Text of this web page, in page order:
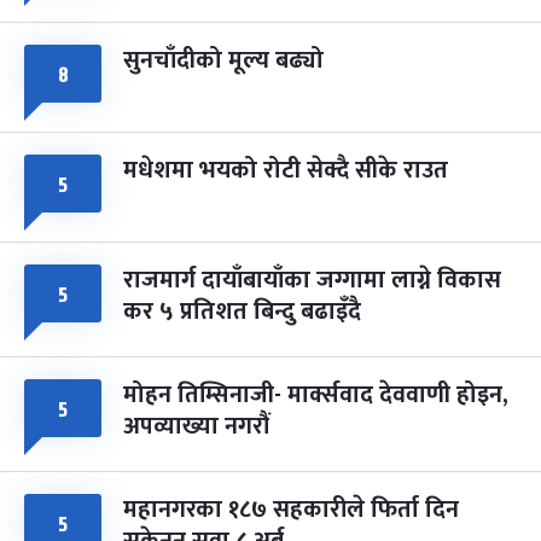
८ सुनचाँदीको मूल्य बढ्यो
५ मधेशमा भयको रोटी सेक्दै सीके राउत
५ राजमार्ग दायाँबायाँका जग्गामा लाग्ने विकास
कर ५ प्रतिशत बिन्दु बढाइँदै
५ मोहन तिम्सिनाजी- मार्क्सवाद देववाणी होइन,
अपव्याख्या नगरौं
५ महानगरका १८७ सहकारीले फिर्ता दिन